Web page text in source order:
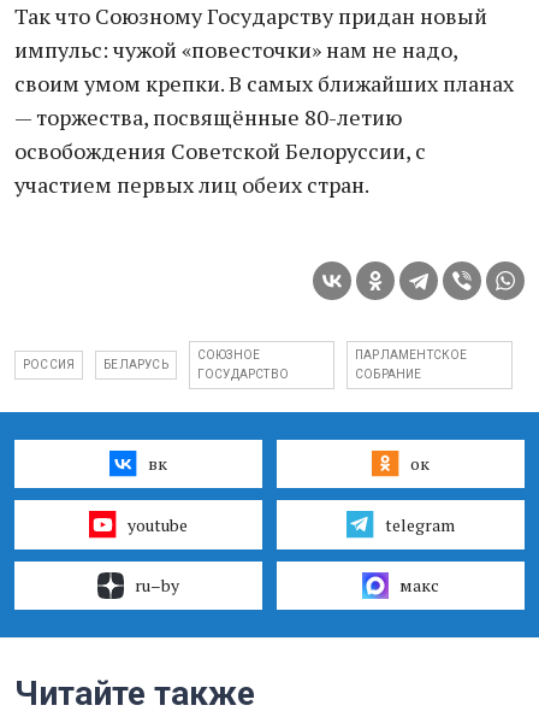
Так что Союзному Государству придан новый
импульс: чужой «повесточки» нам не надо,
своим умом крепки. В самых ближайших планах
— торжества, посвящённые 80-летию
освобождения Советской Белоруссии, с
участием первых лиц обеих стран.
РОССИЯ БЕЛАРУСЬ
СОЮЗНОЕ
ГОСУДАРСТВО
ПАРЛАМЕНТСКОЕ
СОБРАНИЕ
вк ок
youtube telegram
ru–by макс
Читайте также